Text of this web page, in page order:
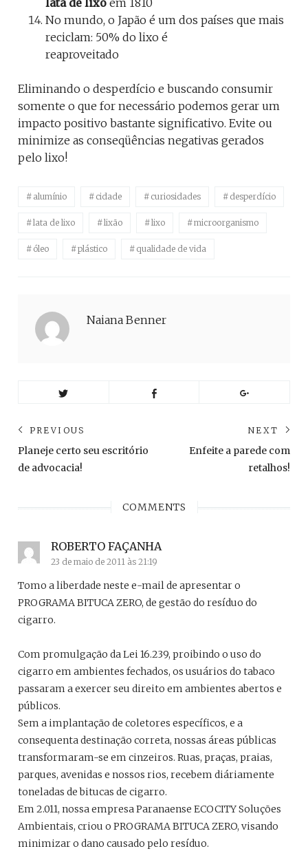
lata de lixo em 1810
No mundo, o Japão é um dos países que mais
reciclam: 50% do lixo é
reaproveitado
Eliminando o desperdício e buscando consumir
somente o que for necessário podemos gerar um
impacto positivo bastante significativo. Evite ou
minimize as conseqüências negativas gerados
pelo lixo!
alumínio cidade curiosidades desperdício
lata de lixo lixão lixo microorganismo
óleo plástico qualidade de vida
Naiana Benner
Navegação
de
Post
PREVIOUS
Previous
post:
Planeje certo seu escritório
de advocacia!
NEXT
Enfeite a parede com
retalhos!
COMMENTS
ROBERTO FAÇANHA
23 de maio de 2011 às 21:19
Tomo a liberdade neste e-mail de apresentar o
PROGRAMA BITUCA ZERO, de gestão do resíduo do
cigarro.
Com promulgação da Lei 16.239, proibindo o uso do
cigarro em ambientes fechados, os usuários do tabaco
passaram a exercer seu direito em ambientes abertos e
públicos.
Sem a implantação de coletores específicos, e a
consequenta destinação correta, nossas áreas públicas
transformaram-se em cinzeiros. Ruas, praças, praias,
parques, avenidas e nossos rios, recebem diáriamente
toneladas de bitucas de cigarro.
Em 2.011, nossa empresa Paranaense ECOCITY Soluções
Ambientais, criou o PROGRAMA BITUCA ZERO, visando
minimizar o dano causado pelo resíduo.